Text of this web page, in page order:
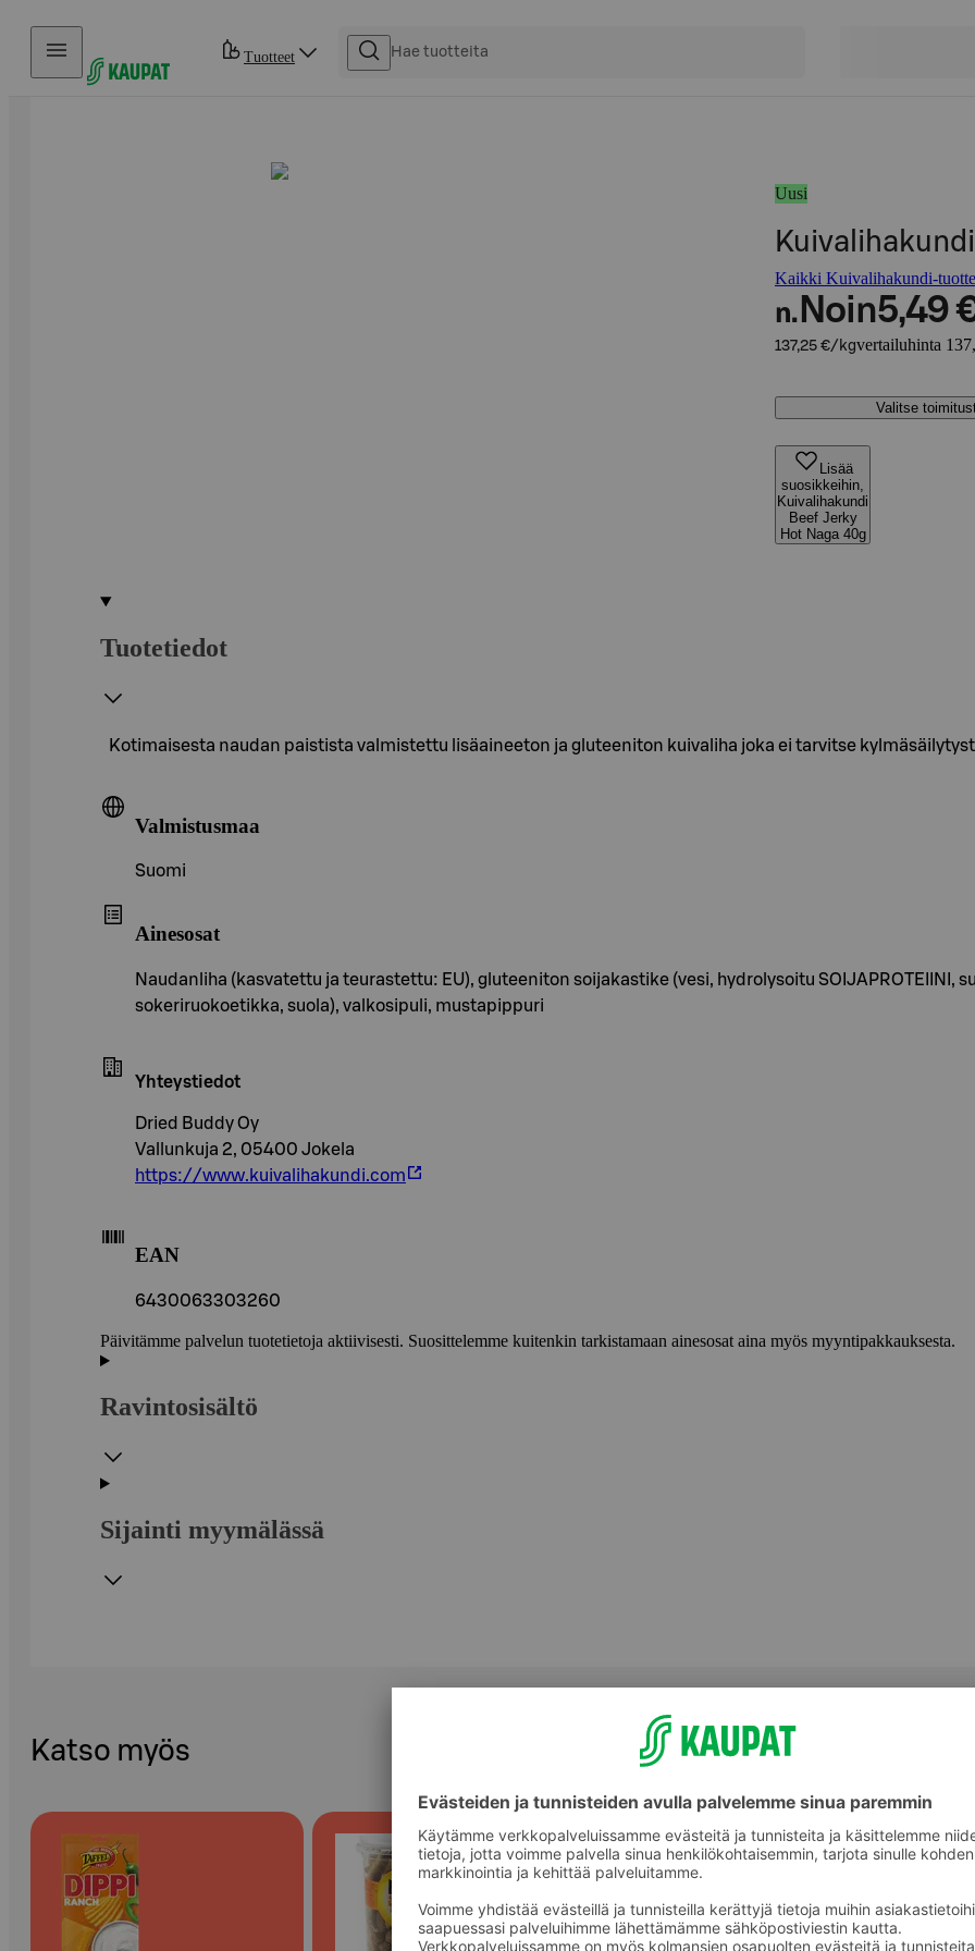
Hyppää sisältöön
Tuotteet
Uusi
Kaikki Kuivalihakundi-
n. Noin5,49
137,25 €/kgvertailuhinta
Valitse
Lisää
suosikkeihin,
Kuivalihakundi
Beef Jerky
Hot Naga 40g
Tuotetiedot
Kotimaisesta naudan paistista valmistettu lisäaineeton ja gluteeniton kuivaliha joka ei tarvitse
Valmistusmaa
Suomi
Ainesosat
Naudanliha (kasvatettu ja teurastettu: EU), gluteeniton soijakastike (vesi, hydrolysoitu SOIJAPROTEIINI,
sokeriruokoetikka, suola), valkosipuli, mustapippuri
Yhteystiedot
Dried Buddy Oy
Vallunkuja 2, 05400 Jokela
https://www.kuivalihakundi.com
EAN
6430063303260
Päivitämme palvelun tuotetietoja aktiivisesti. Suosittelemme kuitenkin tarkistamaan ainesosat aina myös myyntipakkauksesta.
Ravintosisältö
Sijainti myymälässä
Katso myös